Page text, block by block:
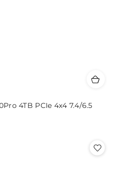
4TB PCIe 4x4 7.4/6.5